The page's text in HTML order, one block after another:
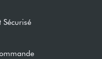
Sécurisé